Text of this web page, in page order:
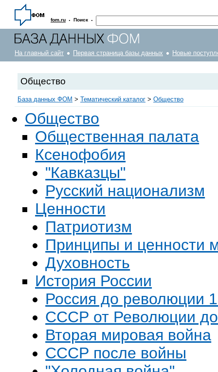
fom.ru · Поиск ·
На главный сайт Первая страница базы данных Новые
Общество
База данных ФОМ > Тематический каталог > Общество
Общество
Общественная палата
Ксенофобия
"Кавказцы"
Русский национализм
Ценности
Патриотизм
Принципы и ценности
Духовность
История России
Россия до революции
СССР от Революции
Вторая мировая война
СССР после войны